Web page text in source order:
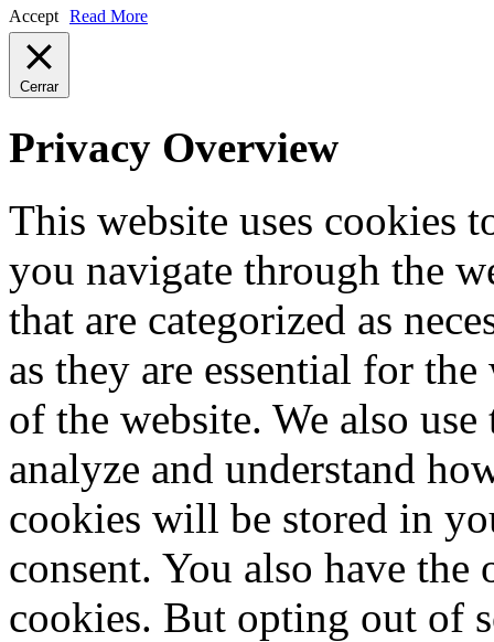
Accept Read More
Cerrar
Privacy Overview
This website uses cookies
you navigate through the
that are categorized as
as they are essential for
of the website. We also
analyze and understand
cookies will be stored in
consent. You also have
cookies. But opting out of